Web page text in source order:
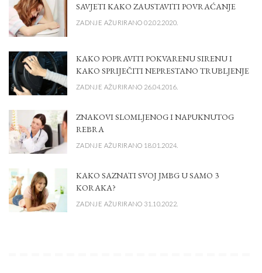
SAVJETI KAKO ZAUSTAVITI POVRAĆANJE
ZADNJE AŽURIRANO 02.02.2020.
KAKO POPRAVITI POKVARENU SIRENU I
KAKO SPRIJEČITI NEPRESTANO TRUBLJENJE
ZADNJE AŽURIRANO 26.04.2016.
ZNAKOVI SLOMLJENOG I NAPUKNUTOG
REBRA
ZADNJE AŽURIRANO 18.01.2024.
KAKO SAZNATI SVOJ JMBG U SAMO 3
KORAKA?
ZADNJE AŽURIRANO 31.10.2022.